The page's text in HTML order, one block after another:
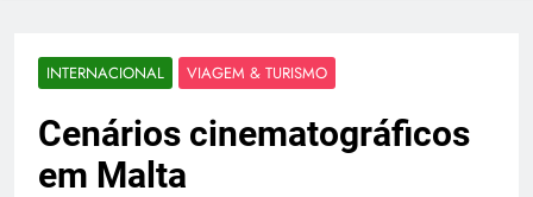
INTERNACIONAL VIAGEM & TURISMO
Cenários cinematográficos
em Malta